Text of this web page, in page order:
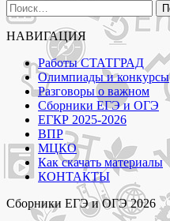
Найти:
НАВИГАЦИЯ
Работы СТАТГРАД
Олимпиады и конкурсы
Разговоры о важном
Сборники ЕГЭ и ОГЭ
ЕГКР 2025-2026
ВПР
МЦКО
Как скачать материалы
КОНТАКТЫ
Сборники ЕГЭ и ОГЭ 2026